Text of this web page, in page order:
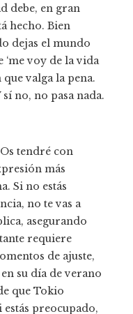
debe, en gran
hecho. Bien
dejas el mundo
voy de la vida
valga la pena.
no, no pasa nada.
Os tendré con
más
Si no estás
no te vas a
asegurando
requiere
de ajuste,
su día de verano
que Tokio
preocupado,